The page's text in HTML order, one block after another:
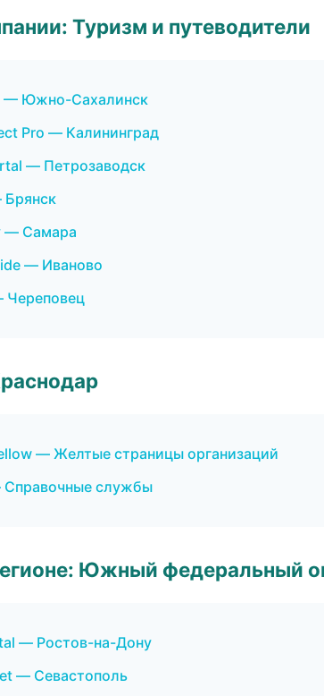
Туризм и путеводители
— Южно-Сахалинск
Pro — Калининград
— Петрозаводск
— Самара
— Иваново
Череповец
— Желтые страницы организаций
службы
Южный федеральный
— Ростов-на-Дону
— Севастополь